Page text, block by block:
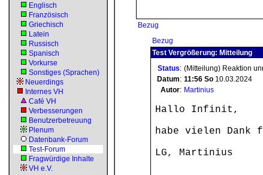
Englisch
Französisch
Griechisch
Latein
Russisch
Spanisch
Vorkurse
Sonstiges (Sprachen)
Neuerdings
Internes VH
Café VH
Verbesserungen
Benutzerbetreuung
Plenum
Datenbank-Forum
Test-Forum
Fragwürdige Inhalte
VH e.V.
Bezug
Bezug
Test Vergrößerung: Mitteilung
Status: (Mitteilung) Reaktion
Datum: 11:56 So 10.03.2024
Autor: Martinius
Hallo Infinit,
habe vielen Dank
LG, Martinius